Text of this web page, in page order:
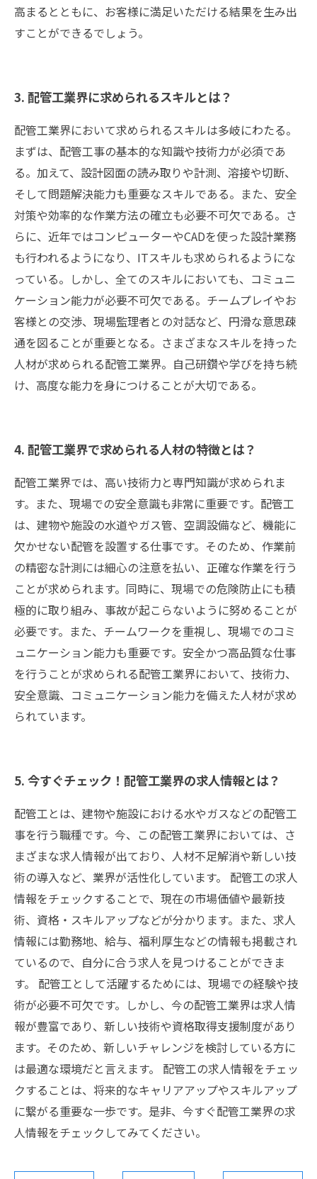
高まるとともに、お客様に満足いただける結果を生み出
すことができるでしょう。
3. 配管工業界に求められるスキルとは？
配管工業界において求められるスキルは多岐にわたる。
まずは、配管工事の基本的な知識や技術力が必須であ
る。加えて、設計図面の読み取りや計測、溶接や切断、
そして問題解決能力も重要なスキルである。また、安全
対策や効率的な作業方法の確立も必要不可欠である。さ
らに、近年ではコンピューターやCADを使った設計業務
も行われるようになり、ITスキルも求められるようにな
っている。しかし、全てのスキルにおいても、コミュニ
ケーション能力が必要不可欠である。チームプレイやお
客様との交渉、現場監理者との対話など、円滑な意思疎
通を図ることが重要となる。さまざまなスキルを持った
人材が求められる配管工業界。自己研鑽や学びを持ち続
け、高度な能力を身につけることが大切である。
4. 配管工業界で求められる人材の特徴とは？
配管工業界では、高い技術力と専門知識が求められま
す。また、現場での安全意識も非常に重要です。配管工
は、建物や施設の水道やガス管、空調設備など、機能に
欠かせない配管を設置する仕事です。そのため、作業前
の精密な計測には細心の注意を払い、正確な作業を行う
ことが求められます。同時に、現場での危険防止にも積
極的に取り組み、事故が起こらないように努めることが
必要です。また、チームワークを重視し、現場でのコミ
ュニケーション能力も重要です。安全かつ高品質な仕事
を行うことが求められる配管工業界において、技術力、
安全意識、コミュニケーション能力を備えた人材が求め
られています。
5. 今すぐチェック！配管工業界の求人情報とは？
配管工とは、建物や施設における水やガスなどの配管工
事を行う職種です。今、この配管工業界においては、さ
まざまな求人情報が出ており、人材不足解消や新しい技
術の導入など、業界が活性化しています。 配管工の求人
情報をチェックすることで、現在の市場価値や最新技
術、資格・スキルアップなどが分かります。また、求人
情報には勤務地、給与、福利厚生などの情報も掲載され
ているので、自分に合う求人を見つけることができま
す。 配管工として活躍するためには、現場での経験や技
術が必要不可欠です。しかし、今の配管工業界は求人情
報が豊富であり、新しい技術や資格取得支援制度があり
ます。そのため、新しいチャレンジを検討している方に
は最適な環境だと言えます。 配管工の求人情報をチェッ
クすることは、将来的なキャリアアップやスキルアップ
に繋がる重要な一歩です。是非、今すぐ配管工業界の求
人情報をチェックしてみてください。